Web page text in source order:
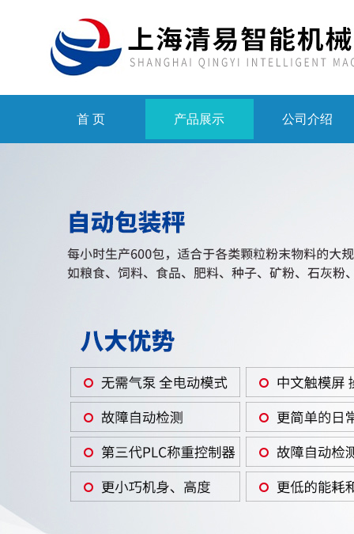
首 页 产品展示 公司介绍